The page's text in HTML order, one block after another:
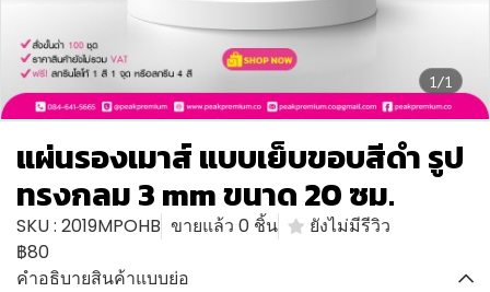
1/1
แผ่นรองเมาส์ แบบเย็บขอบสีดำ รูป
ทรงกลม 3 mm ขนาด 20 ซม.
SKU : 2019MPOHB ขายแล้ว 0 ชิ้น
ยังไม่มีรีวิว
฿80
คำอธิบายสินค้าแบบย่อ